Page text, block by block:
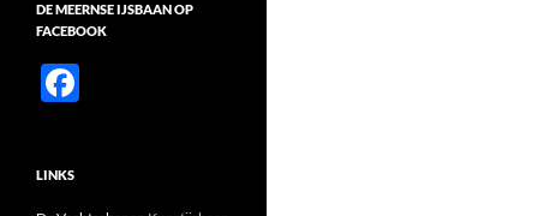
DE MEERNSE IJSBAAN OP
FACEBOOK
LINKS